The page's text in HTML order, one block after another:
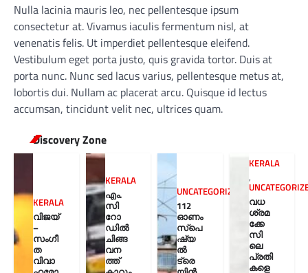
Nulla lacinia mauris leo, nec pellentesque ipsum
consectetur at. Vivamus iaculis fermentum nisl, at
venenatis felis. Ut imperdiet pellentesque eleifend.
Vestibulum eget porta justo, quis gravida tortor. Duis at
porta nunc. Nunc sed lacus varius, pellentesque metus at,
lobortis dui. Nullam ac placerat arcu. Quisque id lectus
accumsan, tincidunt velit nec, ultrices quam.
Discovery Zone
KERALA
വിജയ്
–
സംഗീ
ത
വിവാ
KERALA
എം.
സി
റോ
ഡിൽ
ചിങ്ങ
വന
ത്ത്
UNCATEGORIZED
112
ഓണം
സ്പെ
ഷ്യ
ൽ
ട്രെ
KERALA
,
വധ
ശ്രമ
ക്കേ
സി
ലെ
പ്രതി
കളെ